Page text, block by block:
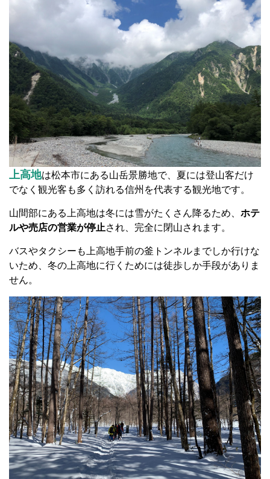
上高地は松本市にある山岳景勝地で、夏には登山客だけ
でなく観光客も多く訪れる信州を代表する観光地です。
山間部にある上高地は冬には雪がたくさん降るため、 ホテ
ルや売店の営業が停止され、完全に閉山されます。
バスやタクシーも上高地手前の釜トンネルまでしか行けな
いため、冬の上高地に行くためには徒歩しか手段がありま
せん。